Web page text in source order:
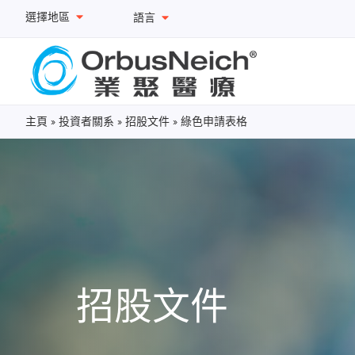
選擇地區 語言
主頁 » 投資者關系 » 招股文件 » 綠色申請表格
招股文件